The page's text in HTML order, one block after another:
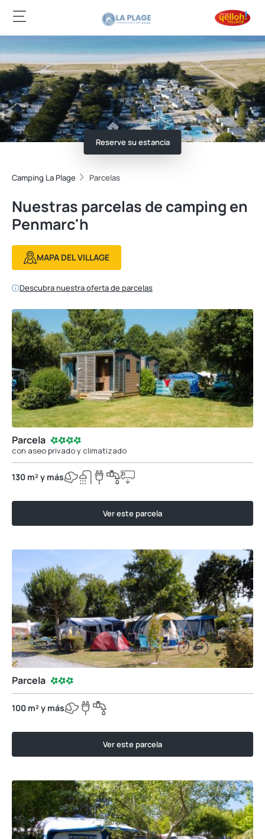
Reserve su estancia
Camping La Plage Parcelas
Nuestras parcelas de camping en
Penmarc'h
MAPA DEL VILLAGE
Descubra nuestra oferta de parcelas
Parcela
con aseo privado y climatizado
130 m² y más
Ver este parcela
Parcela
100 m² y más
Ver este parcela